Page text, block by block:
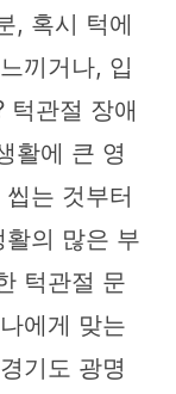
, 혹시 턱에
끼거나, 입
턱관절 장애
활에 큰 영
는 것부터
의 많은 부
턱관절 문
에게 맞는
기도 광명